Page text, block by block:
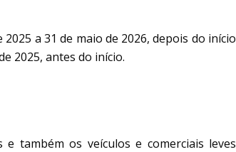
a 31 de maio de 2026, depois do início
2025, antes do início.
também os veículos e comerciais leves